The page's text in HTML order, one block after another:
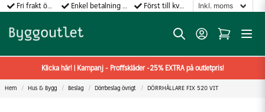
Fri frakt över 499:- Enkel betalning med Klarna Först till kvarn gäller!
Klicka här! | Kampanj - Proffskläder -25% EXTRA på outletpris!
Hem Hus & Bygg Beslag Dörrbeslag övrigt DÖRRHÅLLARE FIX 520 VIT